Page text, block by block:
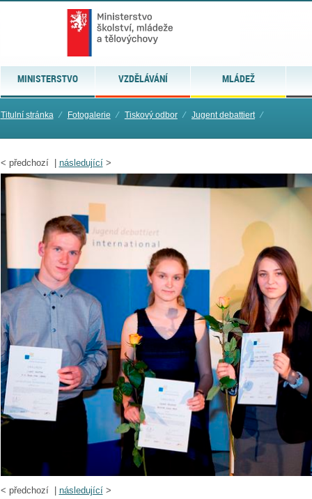
MINISTERSTVO VZDĚLÁVÁNÍ MLÁDEŽ
Titulní stránka ⁄ Fotogalerie ⁄ Tiskový odbor ⁄ Jugent debattiert ⁄
< předchozí | následující>
< předchozí | následující>